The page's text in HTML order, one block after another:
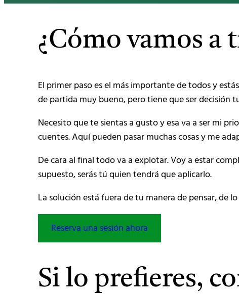
¿Cómo vamos a
El primer paso es el más importante de todos y
de partida muy bueno, pero tiene que ser decisión
Necesito que te sientas a gusto y esa va a ser mi
cuentes. Aquí pueden pasar muchas cosas y me
De cara al final todo va a explotar. Voy a estar
supuesto, serás tú quien tendrá que aplicarlo.
La solución está fuera de tu manera de pensar, de
Reserva una sesión ahora
Si lo prefieres,